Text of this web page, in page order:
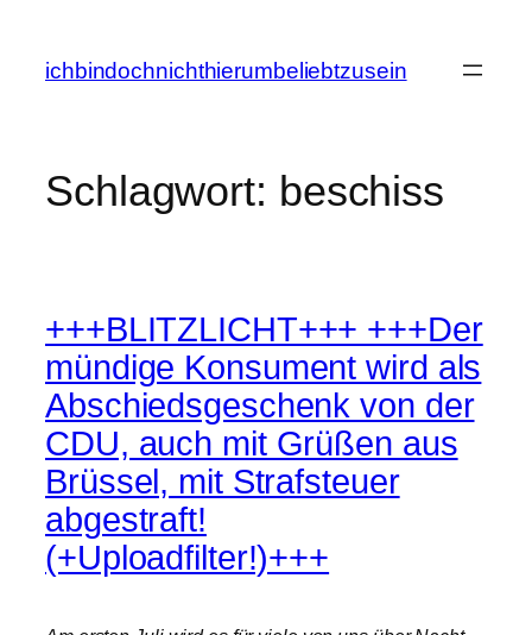
springen
ichbindochnichthierumbeliebtzusein
Schlagwort: beschiss
+++BLITZLICHT+++ +++Der
mündige Konsument wird als
Abschiedsgeschenk von der
CDU, auch mit Grüßen aus
Brüssel, mit Strafsteuer
abgestraft!
(+Uploadfilter!)+++